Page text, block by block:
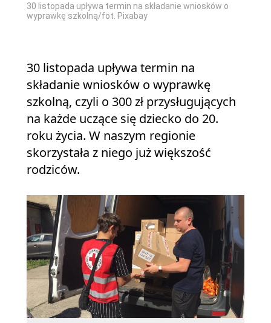
30 listopada upływa termin na składanie wniosków o
wyprawkę szkolną/fot. Pixabay
30 listopada upływa termin na
składanie wniosków o wyprawkę
szkolną, czyli o 300 zł przysługujących
na każde uczące się dziecko do 20.
roku życia. W naszym regionie
skorzystała z niego już większość
rodziców.